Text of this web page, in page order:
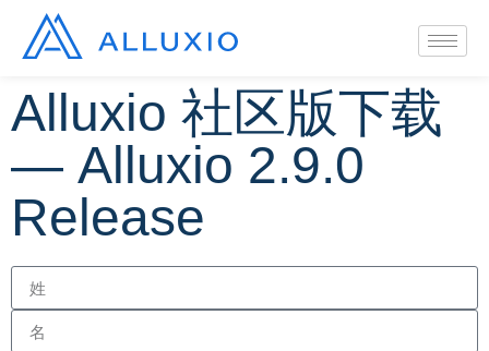
Alluxio 社区版下载
— Alluxio 2.9.0
Release